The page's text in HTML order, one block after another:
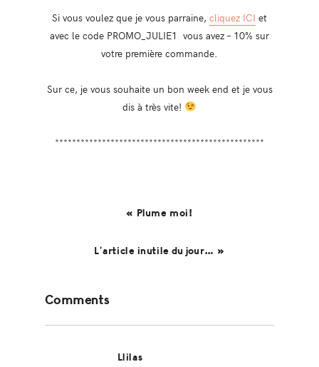
Si vous voulez que je vous parraine, cliquez ICI et
avec le code PROMO_JULIE1 vous avez – 10% sur
votre première commande.
Sur ce, je vous souhaite un bon week end et je vous
dis à très vite!
*************************************************
« Plume moi!
L’article inutile du jour… »
Interactions
Comments
Llilas